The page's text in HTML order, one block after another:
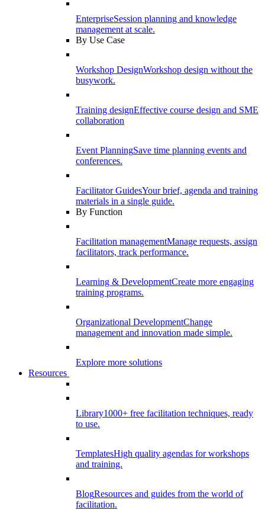
EnterpriseSession planning and knowledge
management at scale.
By Use Case
Workshop DesignWorkshop design without the
busywork.
Training designEffective course design and SME
collaboration
Event PlanningSave time planning events and
conferences.
Facilitator GuidesYour brief, agenda and training
materials in a single guide.
By Function
Facilitation managementManage requests, assign
facilitators, track performance.
Learning & DevelopmentCreate more engaging
training programs.
Organizational DevelopmentChange
management and innovation made simple.
Explore more solutions
Resources
Library1000+ free facilitation techniques, ready
to use.
TemplatesHigh quality agendas for workshops
and training.
BlogResources and guides from the world of
facilitation.